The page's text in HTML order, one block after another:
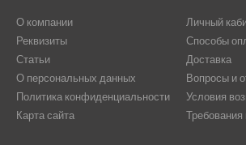
О компании
Реквизиты
Статьи
О персональных данных
Политика конфиденциальности
Карта сайта
Личный
Способы
Доставка
Вопросы и
Условия
Требования